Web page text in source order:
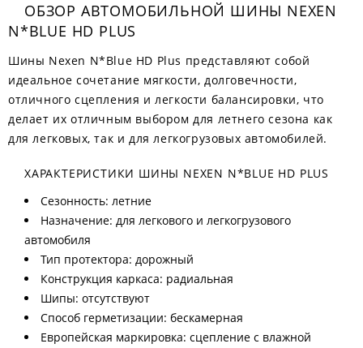
ОБЗОР АВТОМОБИЛЬНОЙ ШИНЫ NEXEN
N*BLUE HD PLUS
Шины Nexen N*Blue HD Plus представляют собой
идеальное сочетание мягкости, долговечности,
отличного сцепления и легкости балансировки, что
делает их отличным выбором для летнего сезона как
для легковых, так и для легкогрузовых автомобилей.
ХАРАКТЕРИСТИКИ ШИНЫ NEXEN N*BLUE HD PLUS
Сезонность: летние
Назначение: для легкового и легкогрузового
автомобиля
Тип протектора: дорожный
Конструкция каркаса: радиальная
Шипы: отсутствуют
Способ герметизации: бескамерная
Европейская маркировка: сцепление с влажной